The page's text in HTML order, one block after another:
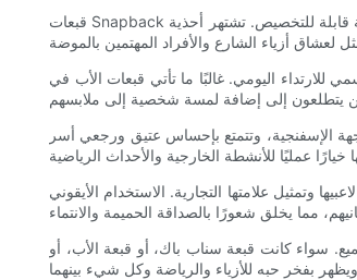
قبعات Snapback هي واحدة من أكثر أنواع قبعات البيسبول شيوعًا. وتتميز بحزام قابل للتعديل في الخلف يسمح بملاءمة قابلة للتخصيص. تشتهر أحذية Snapbacks بتصميمها الهيكلي وحوافها المسطحة، مما يمنحها مظهرًا
للارتداء اليومي. غالبًا ما تأتي قبعات الأب في
الإسفنجية، وتتمتع بإحساس عتيق ورجعي أسر
وتمثيل علامتها التجارية. الاستخدام الأيقوني
سواء كانت قبعة سناب باك، أو قبعة الأب، أو